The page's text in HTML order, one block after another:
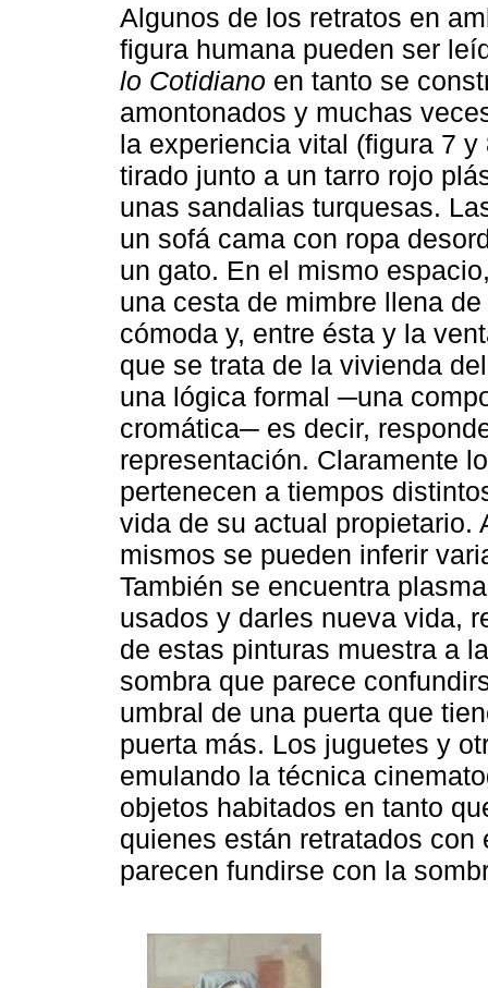
Algunos de los retratos en
figura humana pueden ser
lo Cotidiano en tanto se
amontonados y muchas
la experiencia vital (figura 7
tirado junto a un tarro rojo
unas sandalias turquesas.
un sofá cama con ropa
un gato. En el mismo
una cesta de mimbre llena
cómoda y, entre ésta y la
que se trata de la vivienda
una lógica formal ─una
cromática─ es decir,
representación. Claramente
pertenecen a tiempos
vida de su actual propietario.
mismos se pueden inferir
También se encuentra
usados y darles nueva vida,
de estas pinturas muestra a
sombra que parece
umbral de una puerta que
puerta más. Los juguetes y
emulando la técnica
objetos habitados en tanto
quienes están retratados
parecen fundirse con la